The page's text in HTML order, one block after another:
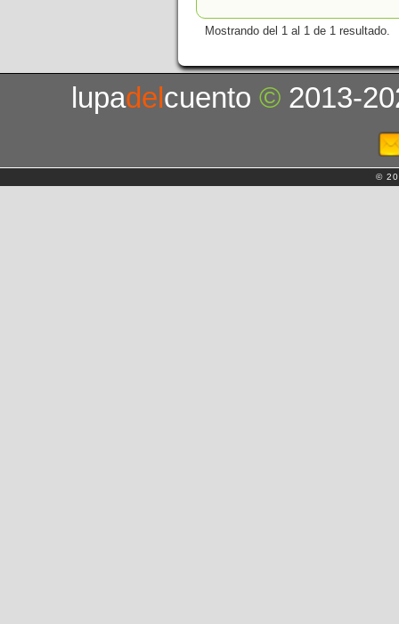
Mostrando del 1 al 1 de 1 resultado.
lupadelcuento© 2013-
©